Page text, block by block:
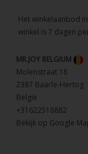
Het winkelaanbod
winkel is 7 dagen
MR.JOY BELGIUM
Molenstraat 18
2387 Baarle-Hertog
België
+31622518882
Bekijk op Google